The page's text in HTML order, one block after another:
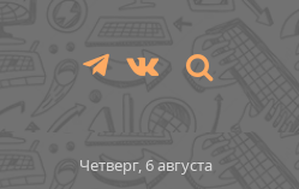
TelegramVKontakte
Четверг, 6 августа